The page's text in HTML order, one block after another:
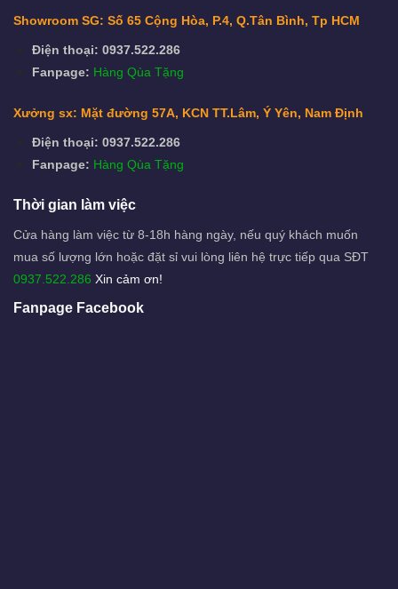
Showroom SG: Số 65 Cộng Hòa, P.4, Q.Tân Bình, Tp HCM
Điện thoại: 0937.522.286
Fanpage: Hàng Qùa Tặng
Xưởng sx: Mặt đường 57A, KCN TT.Lâm, Ý Yên, Nam Định
Điện thoại: 0937.522.286
Fanpage: Hàng Qùa Tặng
Thời gian làm việc
Cửa hàng làm việc từ 8-18h hàng ngày, nếu quý khách muốn
mua số lượng lớn hoặc đặt sỉ vui lòng liên hệ trực tiếp qua SĐT
0937.522.286 Xin cảm ơn!
Fanpage Facebook